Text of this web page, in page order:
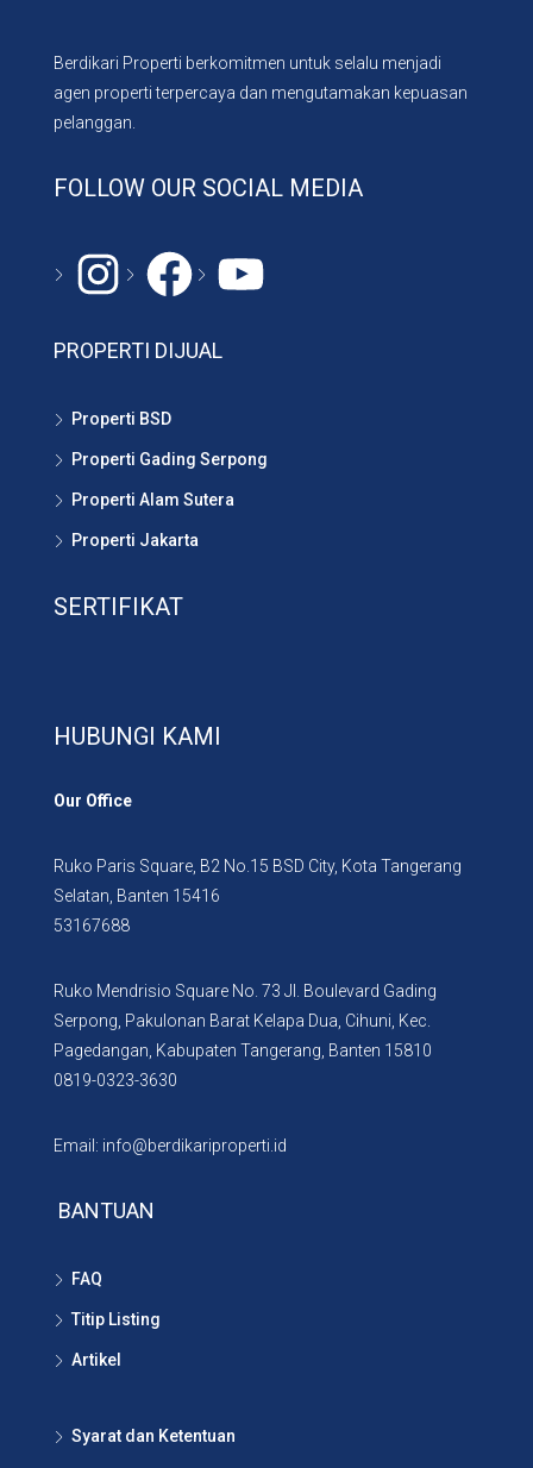
Berdikari Properti berkomitmen untuk selalu menjadi
agen properti terpercaya dan mengutamakan kepuasan
pelanggan.
FOLLOW OUR SOCIAL MEDIA
Instagram
# YouTube
PROPERTI DIJUAL
Properti BSD
Properti Gading Serpong
Properti Alam Sutera
Properti Jakarta
SERTIFIKAT
HUBUNGI KAMI
Our Office
Ruko Paris Square, B2 No.15 BSD City, Kota Tangerang
Selatan, Banten 15416
53167688
Ruko Mendrisio Square No. 73 Jl. Boulevard Gading
Serpong, Pakulonan Barat Kelapa Dua, Cihuni, Kec.
Pagedangan, Kabupaten Tangerang, Banten 15810
0819-0323-3630
Email: info@berdikariproperti.id
BANTUAN
FAQ
Titip Listing
Artikel
Syarat dan Ketentuan